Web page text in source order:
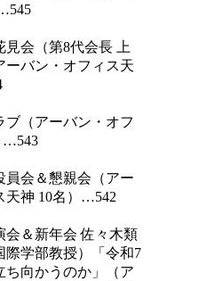
見会（第8代会長 上
ーバン・オフィス天
ブ（アーバン・オフ
…543
員会＆懇親会（アー
天神 10名）…542
会＆新年会 佐々木類
際学部教授）「令和7
ち向かうのか」（ア